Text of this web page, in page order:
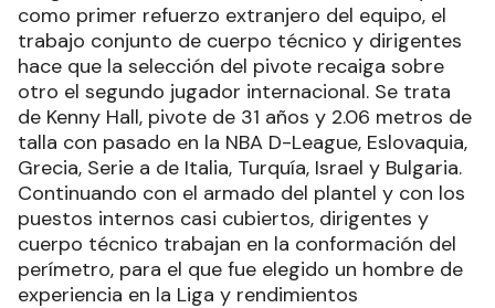
como primer refuerzo extranjero del equipo, el
trabajo conjunto de cuerpo técnico y dirigentes
hace que la selección del pivote recaiga sobre
otro el segundo jugador internacional. Se trata
de Kenny Hall, pivote de 31 años y 2.06 metros de
talla con pasado en la NBA D-League, Eslovaquia,
Grecia, Serie a de Italia, Turquía, Israel y Bulgaria.
Continuando con el armado del plantel y con los
puestos internos casi cubiertos, dirigentes y
cuerpo técnico trabajan en la conformación del
perímetro, para el que fue elegido un hombre de
experiencia en la Liga y rendimientos